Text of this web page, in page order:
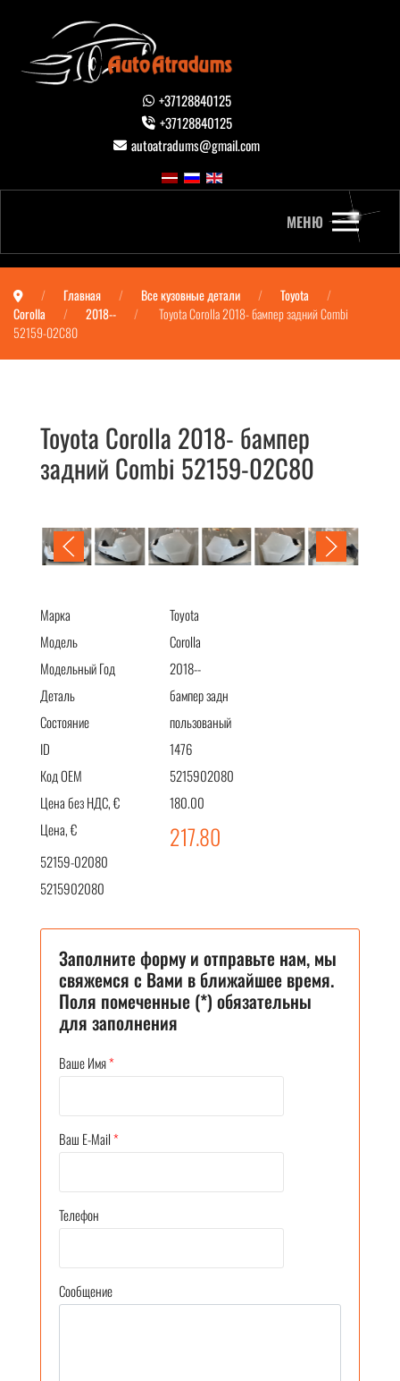
+37128840125
+37128840125
autoatradums@gmail.com
МЕНЮ
Главная Все кузовные детали
Toyota
Corolla
2018--
Toyota Corolla 2018- бампер задний Combi
52159-02C80
Toyota Corolla 2018- бампер
задний Combi 52159-02C80
Марка
Toyota
Модель
Corolla
Модельный Год
2018--
Деталь
бампер задн
Состояние
пользованый
ID
1476
Код OEM
5215902080
Цена без НДС, €
180.00
Цена, €
217.80
52159-02080
5215902080
Заполните форму и отправьте нам, мы
свяжемся с Вами в ближайшее время.
Поля помеченные (*) обязательны
для заполнения
Ваше Имя*
Ваш E-Mail*
Телефон
Сообщение